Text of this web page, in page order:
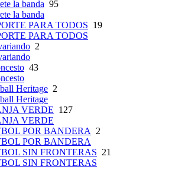
la banda 95
la banda
PARA TODOS 19
PARA TODOS
2
43
Heritage 2
Heritage
VERDE 127
VERDE
POR BANDERA
2
POR BANDERA
SIN FRONTERAS 21
SIN FRONTERAS